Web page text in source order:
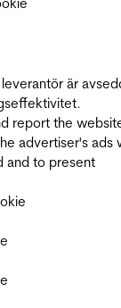
är
report the
advertiser's ads
and to present